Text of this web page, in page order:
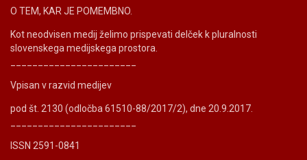
O TEM, KAR JE POMEMBNO.
Kot neodvisen medij želimo prispevati delček k pluralnosti
slovenskega medijskega prostora.
Vpisan v razvid medijev
pod št. 2130 (odločba 61510-88/2017/2), dne 20.9.2017.
ISSN 2591-0841